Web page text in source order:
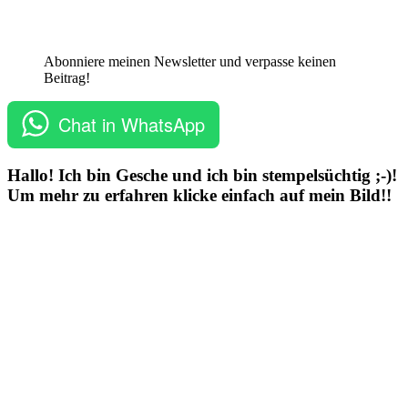
Abonniere meinen Newsletter und verpasse keinen
Beitrag!
Chat in WhatsApp
Hallo! Ich bin Gesche und ich bin stempelsüchtig ;-)!
Um mehr zu erfahren klicke einfach auf mein Bild!!